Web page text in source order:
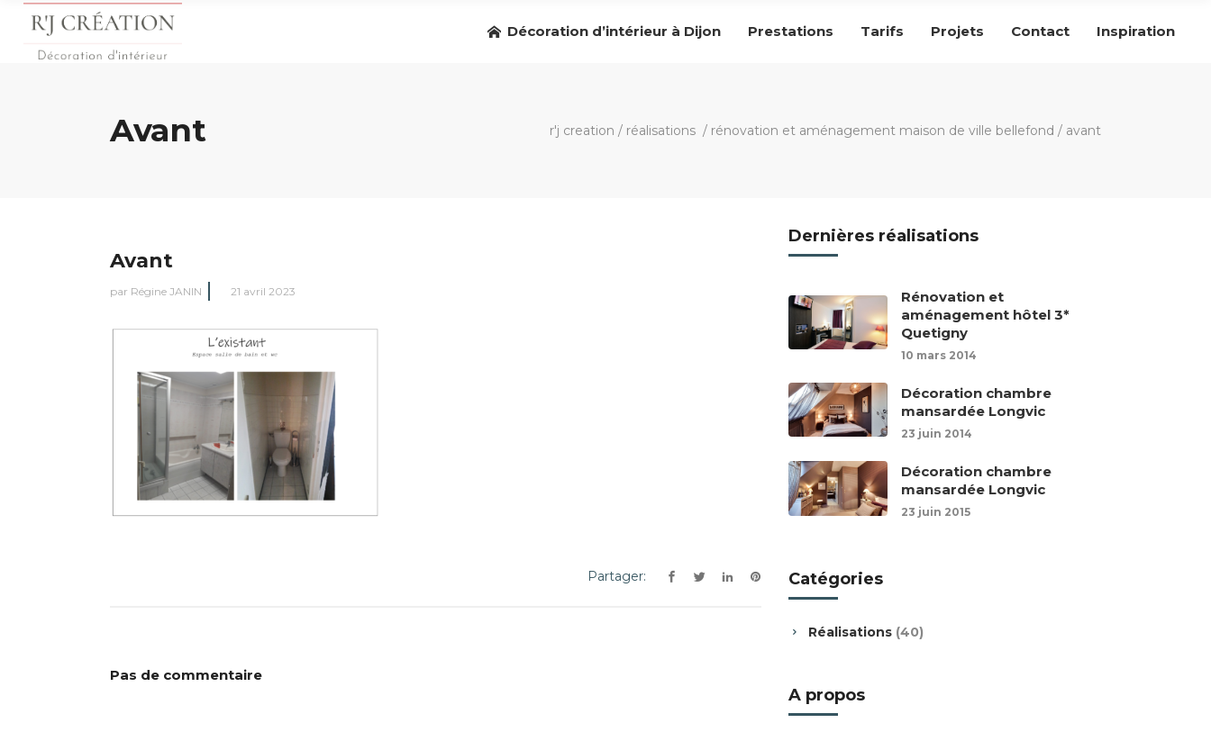
Décoration d’intérieur à Dijon Prestations Tarifs Projets Contact Inspiration
Avant r'j creation / réalisations / rénovation et aménagement maison de ville bellefond / avant
Avant
par Régine JANIN 21 avril 2023
Partager:
Pas de commentaire
Dernières réalisations
Rénovation et
aménagement hôtel 3*
Quetigny
10 mars 2014
Décoration chambre
mansardée Longvic
23 juin 2014
Décoration chambre
mansardée Longvic
23 juin 2015
Catégories
Réalisations (40)
A propos